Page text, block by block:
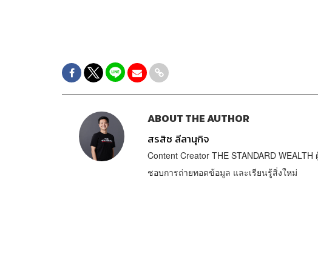
ABOUT THE AUTHOR
สรสิช ลีลานุกิจ
Content Creator THE STANDARD
ชอบการถ่ายทอดข้อมูล และเรียนรู้สิ่งใหม่